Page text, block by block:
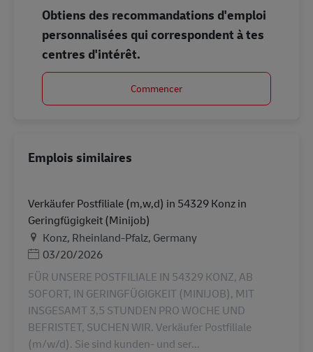
Obtiens des recommandations d'emploi
personnalisées qui correspondent à tes
centres d'intérêt.
Commencer
Emplois similaires
Verkäufer Postfiliale (m,w,d) in 54329 Konz in
Geringfügigkeit (Minijob)
LieuKonz, Rheinland-Pfalz, Germany
Posted Date
03/20/2026
FÜR UNSERE POSTFILIALE IN 54329 KONZ, AB
SOFORT, IN GERINGFÜGIGKEIT (MINIJOB), MIT
INSGESAMT 3,5 STUNDEN PRO WOCHE UND
BEFRISTET, SUCHEN WIR. Verkäufer Postfiliale
(m/w/d). Sie sind kunden- und ser...